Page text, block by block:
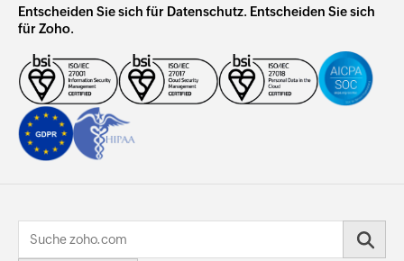
Entscheiden Sie sich für Datenschutz. Entscheiden Sie sich
für Zoho.